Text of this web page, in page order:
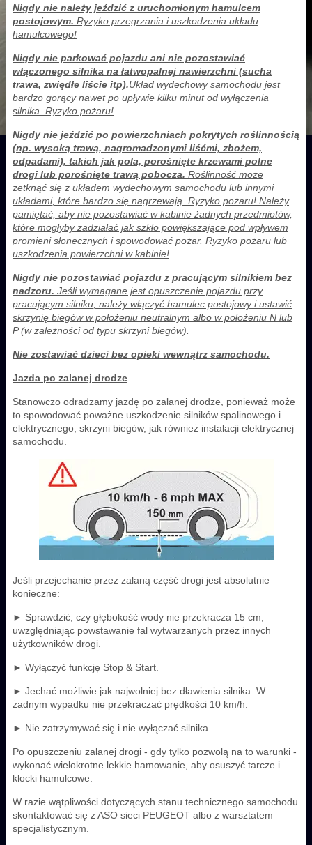
Nigdy nie należy jeździć z uruchomionym hamulcem
postojowym. Ryzyko przegrzania i uszkodzenia układu
hamulcowego!
Nigdy nie parkować pojazdu ani nie pozostawiać
włączonego silnika na łatwopalnej nawierzchni (sucha
trawa, zwiędłe liście itp).Układ wydechowy samochodu jest
bardzo gorący nawet po upływie kilku minut od wyłączenia
silnika. Ryzyko pożaru!
Nigdy nie jeździć po powierzchniach pokrytych roślinnością
(np. wysoką trawą, nagromadzonymi liśćmi, zbożem,
odpadami), takich jak pola, porośnięte krzewami polne
drogi lub porośnięte trawą pobocza. Roślinność może
zetknąć się z układem wydechowym samochodu lub innymi
układami, które bardzo się nagrzewają. Ryzyko pożaru! Należy
pamiętać, aby nie pozostawiać w kabinie żadnych przedmiotów,
które mogłyby zadziałać jak szkło powiększające pod wpływem
promieni słonecznych i spowodować pożar. Ryzyko pożaru lub
uszkodzenia powierzchni w kabinie!
Nigdy nie pozostawiać pojazdu z pracującym silnikiem bez
nadzoru. Jeśli wymagane jest opuszczenie pojazdu przy
pracującym silniku, należy włączyć hamulec postojowy i ustawić
skrzynię biegów w położeniu neutralnym albo w położeniu N lub
P (w zależności od typu skrzyni biegów).
Nie zostawiać dzieci bez opieki wewnątrz samochodu.
Jazda po zalanej drodze
Stanowczo odradzamy jazdę po zalanej drodze, ponieważ może
to spowodować poważne uszkodzenie silników spalinowego i
elektrycznego, skrzyni biegów, jak również instalacji elektrycznej
samochodu.
Jeśli przejechanie przez zalaną część drogi jest absolutnie
konieczne:
► Sprawdzić, czy głębokość wody nie przekracza 15 cm,
uwzględniając powstawanie fal wytwarzanych przez innych
użytkowników drogi.
► Wyłączyć funkcję Stop & Start.
► Jechać możliwie jak najwolniej bez dławienia silnika. W
żadnym wypadku nie przekraczać prędkości 10 km/h.
► Nie zatrzymywać się i nie wyłączać silnika.
Po opuszczeniu zalanej drogi - gdy tylko pozwolą na to warunki -
wykonać wielokrotne lekkie hamowanie, aby osuszyć tarcze i
klocki hamulcowe.
W razie wątpliwości dotyczących stanu technicznego samochodu
skontaktować się z ASO sieci PEUGEOT albo z warsztatem
specjalistycznym.